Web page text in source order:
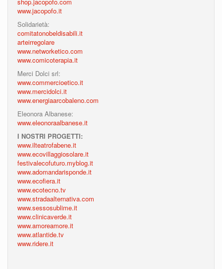
shop.jacopofo.com
www.jacopofo.it
Solidarietà:
comitatonobeldisabili.it
arteirregolare
www.networketico.com
www.comicoterapia.it
Merci Dolci srl:
www.commercioetico.it
www.mercidolci.it
www.energiaarcobaleno.com
Eleonora Albanese:
www.eleonoraalbanese.it
I NOSTRI PROGETTI:
www.ilteatrofabene.it
www.ecovillaggiosolare.it
festivalecofuturo.myblog.it
www.adomandarisponde.it
www.ecofiera.it
www.ecotecno.tv
www.stradaalternativa.com
www.sessosublime.it
www.clinicaverde.it
www.amoreamore.it
www.atlantide.tv
www.ridere.it